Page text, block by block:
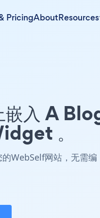
PricingAboutResources
嵌入 A
。
WebSelf网站，无需编